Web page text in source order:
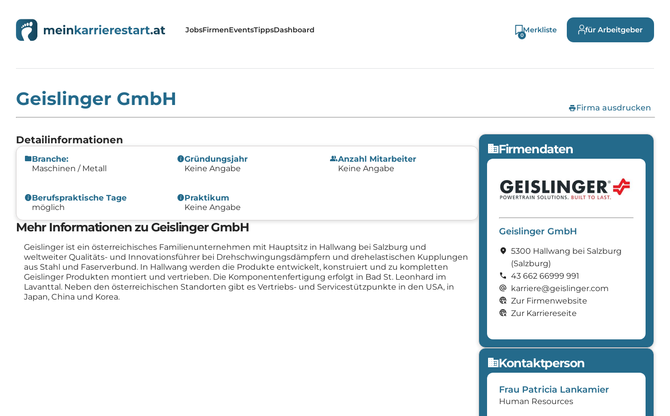
JobsFirmenEventsTippsDashboard
0
Merkliste für Arbeitgeber
Geislinger GmbH printFirma ausdrucken
Detailinformationen
folderBranche:
Maschinen / Metall
infoGründungsjahr
Keine Angabe
groupAnzahl Mitarbeiter
Keine Angabe
infoBerufspraktische Tage
möglich
infoPraktikum
Keine Angabe
Mehr Informationen zu Geislinger GmbH
Geislinger ist ein österreichisches Familienunternehmen mit Hauptsitz in Hallwang bei Salzburg und
weltweiter Qualitäts- und Innovationsführer bei Drehschwingungsdämpfern und drehelastischen Kupplungen
aus Stahl und Faserverbund. In Hallwang werden die Produkte entwickelt, konstruiert und zu kompletten
Geislinger Produkten montiert und vertrieben. Die Komponentenfertigung erfolgt in Bad St. Leonhard im
Lavanttal. Neben den österreichischen Standorten gibt es Vertriebs- und Servicestützpunkte in den USA, in
Japan, China und Korea.
domainFirmendaten
Geislinger GmbH
location_on 5300 Hallwang bei Salzburg
(Salzburg)
call 43 662 66999 991
alternate_email karriere@geislinger.com
captive_portal Zur Firmenwebsite
captive_portal Zur Karriereseite
domainKontaktperson
Frau Patricia Lankamier
Human Resources